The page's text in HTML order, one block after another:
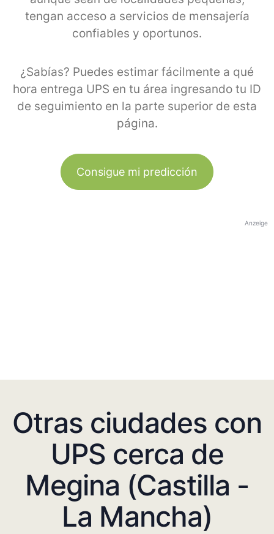
tengan acceso a servicios de mensajería
confiables y oportunos.
¿Sabías? Puedes estimar fácilmente a qué
hora entrega UPS en tu área ingresando tu ID
de seguimiento en la parte superior de esta
página.
Consigue mi predicción
Anzeige
Otras ciudades con
UPS cerca de
Megina (Castilla -
La Mancha)